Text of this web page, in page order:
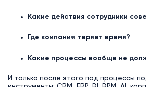
Какие действия сотрудники
Где компания теряет время?
Какие процессы вообще не
И только после этого под процессы